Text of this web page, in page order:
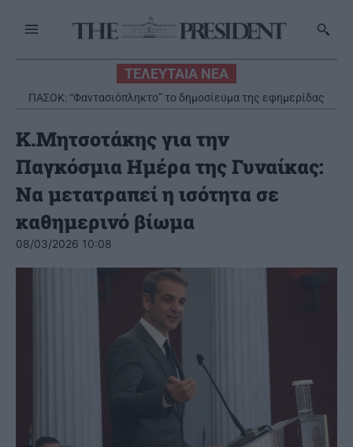
ΤΕΛΕΥΤΑΙΑ ΝΕΑ
ΠΑΣΟΚ: “Φαντασιόπληκτο” το δημοσίευμα της εφημερίδας
«Εστία»
Κ.Μητσοτάκης για την
Παγκόσμια Ημέρα της Γυναίκας:
Να μετατραπεί η ισότητα σε
καθημερινό βίωμα
08/03/2026 10:08